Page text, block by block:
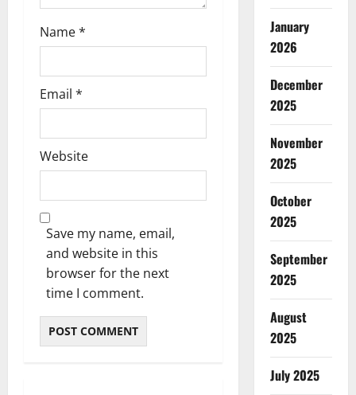
Name*
Email *
Website
Save my name, email,
and website in this
browser for the next
time I comment.
January
2026
December
2025
November
2025
October
2025
September
2025
August
2025
July 2025